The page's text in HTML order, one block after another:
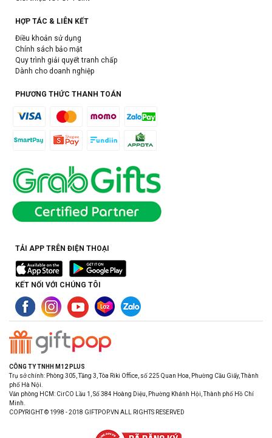
HỢP TÁC & LIÊN KẾT
Điều khoản sử dụng
Chính sách bảo mật
Quy trình giải quyết tranh chấp
Dành cho doanh nghiệp
PHƯƠNG THỨC THANH TOÁN
TẢI APP TRÊN ĐIỆN THOẠI
KẾT NỐI VỚI CHÚNG TÔI
CÔNG TY TNHH M12 PLUS
Trụ sở chính: Phòng 305, Tầng 3, Tòa Riki Office, số 225 Quan Hoa, Phường Cầu Giấy, Thành
phố Hà Nội.
Văn phòng HCM: CirCO Lầu 1, Số 384 Hoàng Diệu, Phường Khánh Hội, Thành phố Hồ Chí
Minh.
COPYRIGHT © 1998 - 2018 GIFTPOP.VN ALL RIGHTS RESERVED